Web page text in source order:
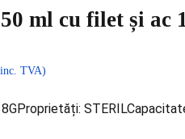
Dezinfectanți
Dezinfectanți
ml cu filet și ac
TVA)